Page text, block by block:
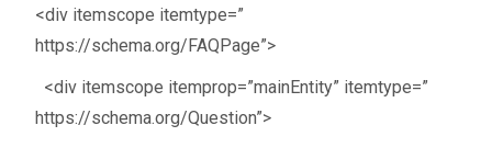
<div itemscope itemtype=”
https://schema.org/FAQPage”>
<div itemscope itemprop=”mainEntity” itemtype=”
https://schema.org/Question”>